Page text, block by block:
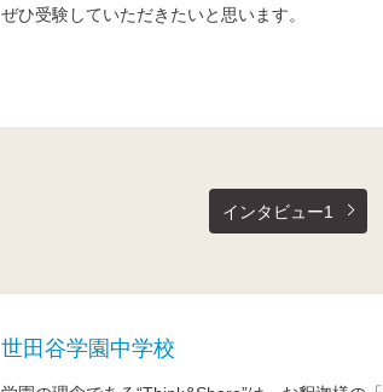
ぜひ受験していただきたいと思います。
インタビュー1
世田谷学園中学校